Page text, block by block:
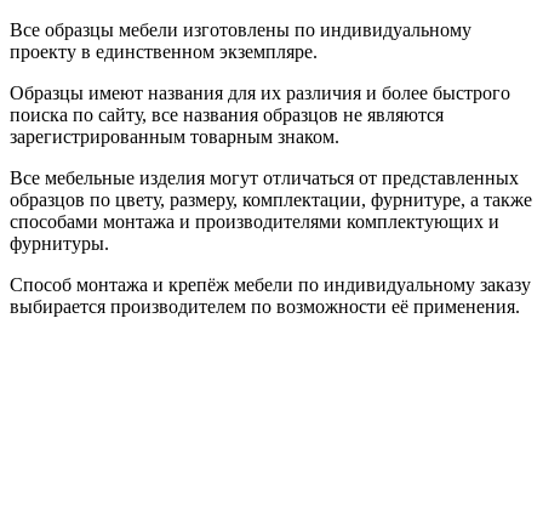
Все образцы мебели изготовлены по индивидуальному
проекту в единственном экземпляре.
Образцы имеют названия для их различия и более быстрого
поиска по сайту, все названия образцов не являются
зарегистрированным товарным знаком.
Все мебельные изделия могут отличаться от представленных
образцов по цвету, размеру, комплектации, фурнитуре, а также
способами монтажа и производителями комплектующих и
фурнитуры.
Способ монтажа и крепёж мебели по индивидуальному заказу
выбирается производителем по возможности её применения.